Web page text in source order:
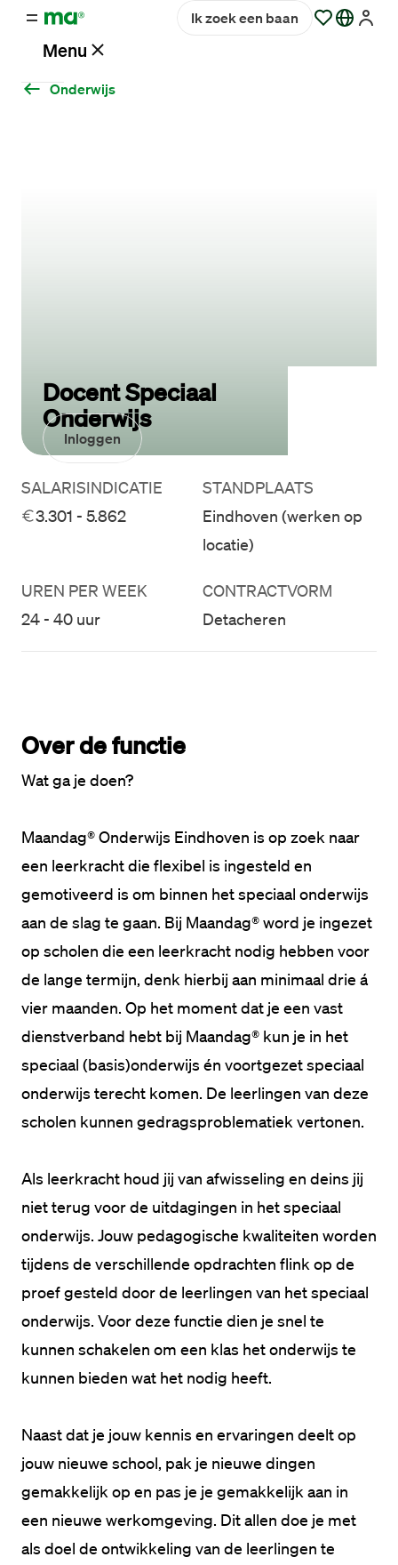
Menu
Inloggen
Ik zoek een baan
Onderwijs
Docent Speciaal
Onderwijs
SALARISINDICATIE
3.301 - 5.862
STANDPLAATS
Eindhoven (werken op
locatie)
UREN PER WEEK
24 - 40 uur
CONTRACTVORM
Detacheren
Over de functie
Wat ga je doen?
Maandag® Onderwijs Eindhoven is op zoek naar
een leerkracht die flexibel is ingesteld en
gemotiveerd is om binnen het speciaal onderwijs
aan de slag te gaan. Bij Maandag® word je ingezet
op scholen die een leerkracht nodig hebben voor
de lange termijn, denk hierbij aan minimaal drie á
vier maanden. Op het moment dat je een vast
dienstverband hebt bij Maandag® kun je in het
speciaal (basis)onderwijs én voortgezet speciaal
onderwijs terecht komen. De leerlingen van deze
scholen kunnen gedragsproblematiek vertonen.
Als leerkracht houd jij van afwisseling en deins jij
niet terug voor de uitdagingen in het speciaal
onderwijs. Jouw pedagogische kwaliteiten worden
tijdens de verschillende opdrachten flink op de
proef gesteld door de leerlingen van het speciaal
onderwijs. Voor deze functie dien je snel te
kunnen schakelen om een klas het onderwijs te
kunnen bieden wat het nodig heeft.
Naast dat je jouw kennis en ervaringen deelt op
jouw nieuwe school, pak je nieuwe dingen
gemakkelijk op en pas je je gemakkelijk aan in
een nieuwe werkomgeving. Dit allen doe je met
als doel de ontwikkeling van de leerlingen te